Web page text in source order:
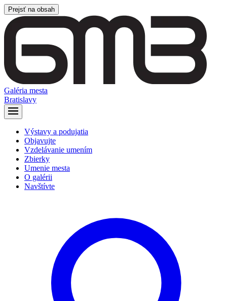
Prejsť na obsah
Galéria mesta
Bratislavy
Výstavy a podujatia
Objavujte
Vzdelávanie umením
Zbierky
Umenie mesta
O galérii
Navštívte